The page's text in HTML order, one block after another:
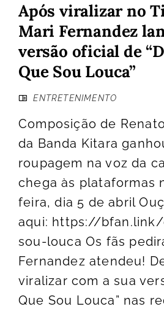
Após viralizar no
Mari Fernandez
versão oficial de
Que Sou Louca”
ENTRETENIMENTO
Composição de
da Banda Kitara
roupagem na voz da
chega às plataformas
feira, dia 5 de abril
aqui: https://
sou-louca Os fãs
Fernandez atendeu!
viralizar com a sua
Que Sou Louca” nas